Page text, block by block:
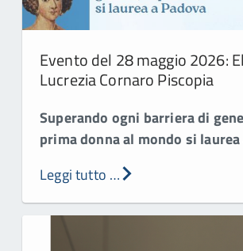
Evento del 28 maggio 2026:
Lucrezia Cornaro Piscopia
Superando ogni barriera di
prima donna al mondo si laurea
Leggi tutto …